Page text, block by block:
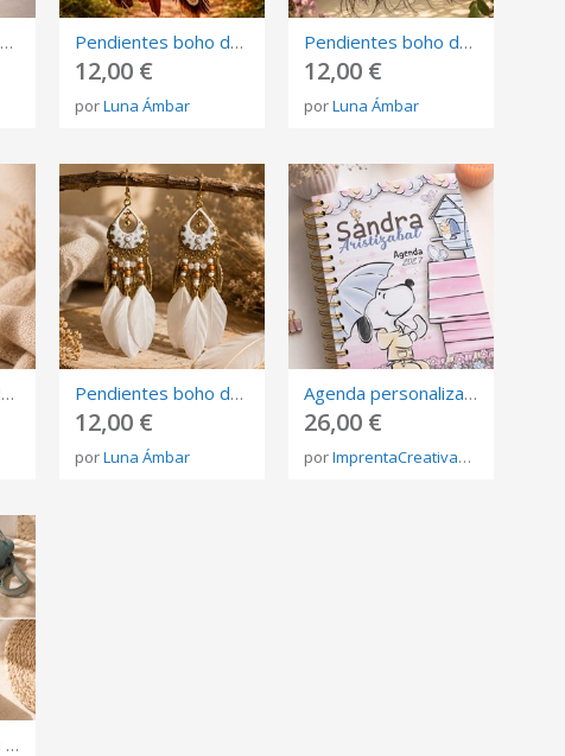
Pendientes boho atrapasueños con plumas | Pendientes largos Pendientes boho de plumas naturales | Pendientes largos
12,00 €
porLuna Ámbar
Pendientes boho de plumas pavo real | Pendientes largos
12,00 €
porLuna Ámbar
Pendientes boho de plumas rojas | Pendientes largos Pendientes boho de plumas blancas | Pendientes largos artesanales
12,00 €
porLuna Ámbar
Agenda personalizada Snoopy 2027
26,00 €
porImprentaCreativaAmbar
Bolso estilo Wayuu en verde salvia empolvado